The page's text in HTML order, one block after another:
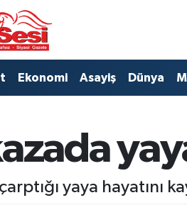
Ekonomi Asayiş Dünya
yaya hayatını